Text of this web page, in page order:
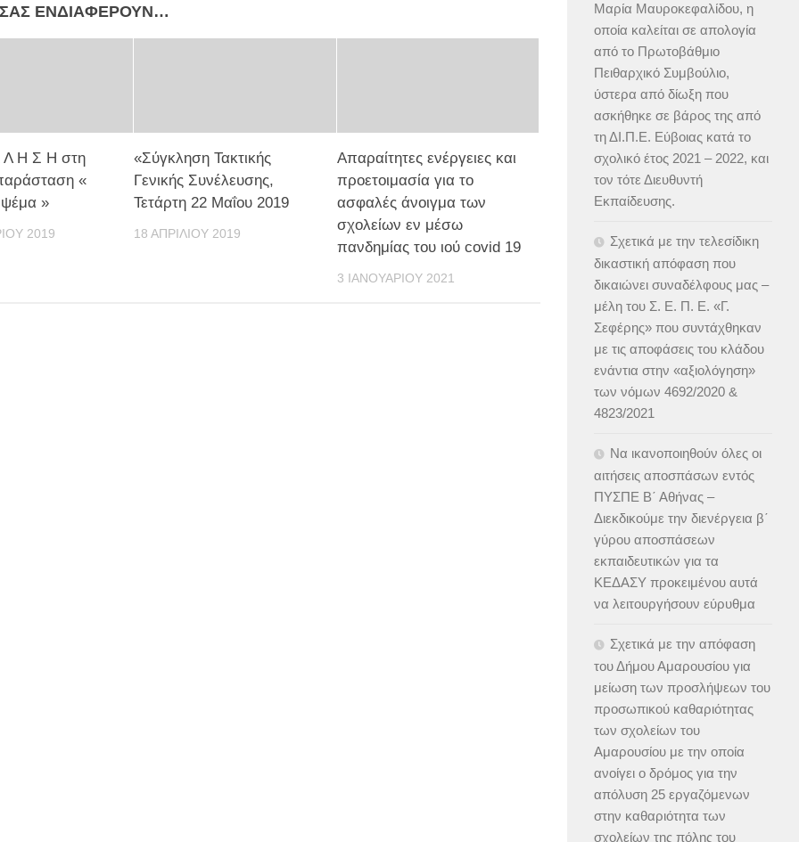
ΣΑΣ ΕΝΔΙΑΦΈΡΟΥΝ…
Η Σ Η στη
«
»
2019
«Σύγκληση Τακτικής
Γενικής Συνέλευσης,
Τετάρτη 22 Μαΐου 2019
18 ΑΠΡΙΛΊΟΥ 2019
Απαραίτητες ενέργειες και
προετοιμασία για το
ασφαλές άνοιγμα των
σχολείων εν μέσω
πανδημίας του ιού covid 19
3 ΙΑΝΟΥΑΡΊΟΥ 2021
Μαρία Μαυροκεφαλίδου, η
οποία καλείται σε απολογία
από το Πρωτοβάθμιο
Πειθαρχικό Συμβούλιο,
ύστερα από δίωξη που
ασκήθηκε σε βάρος της από
τη ΔΙ.Π.Ε. Εύβοιας κατά το
σχολικό έτος 2021 – 2022, και
τον τότε Διευθυντή
Εκπαίδευσης.
Σχετικά με την τελεσίδικη
δικαστική απόφαση που
δικαιώνει συναδέλφους μας –
μέλη του Σ. Ε. Π. Ε. «Γ.
Σεφέρης» που συντάχθηκαν
με τις αποφάσεις του κλάδου
ενάντια στην «αξιολόγηση»
των νόμων 4692/2020 &
4823/2021
Να ικανοποιηθούν όλες οι
αιτήσεις αποσπάσων εντός
ΠΥΣΠΕ Β΄ Αθήνας –
Διεκδικούμε την διενέργεια β΄
γύρου αποσπάσεων
εκπαιδευτικών για τα
ΚΕΔΑΣΥ προκειμένου αυτά
να λειτουργήσουν εύρυθμα
Σχετικά με την απόφαση
του Δήμου Αμαρουσίου για
μείωση των προσλήψεων του
προσωπικού καθαριότητας
των σχολείων του
Αμαρουσίου με την οποία
ανοίγει ο δρόμος για την
απόλυση 25 εργαζόμενων
στην καθαριότητα των
σχολείων της πόλης του